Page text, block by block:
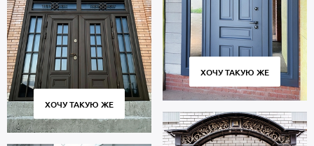
ХОЧУ ТАКУЮ ЖЕ
ХОЧУ ТАКУЮ ЖЕ